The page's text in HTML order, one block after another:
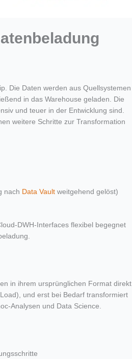
. Die Daten werden aus Quellsystemen
in das Warehouse geladen. Die
und teuer in der Entwicklung sind.
weitere Schritte zur Transformation
nach Data Vault weitgehend gelöst)
DWH-Interfaces flexibel begegnet
in ihrem ursprünglichen Format direkt
und erst bei Bedarf transformiert
Analysen und Data Science.